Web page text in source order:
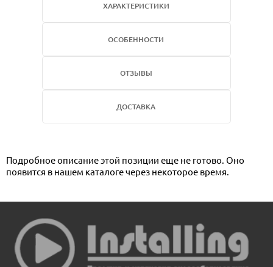
ХАРАКТЕРИСТИКИ
ОСОБЕННОСТИ
ОТЗЫВЫ
ДОСТАВКА
Подробное описание этой позиции еще не готово. Оно
появится в нашем каталоге через некоторое время.